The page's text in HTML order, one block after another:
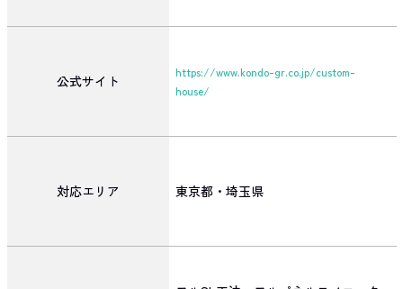
公式サイト
https://www.kondo-gr.co.jp/custom-
house/
対応エリア 東京都・埼玉県